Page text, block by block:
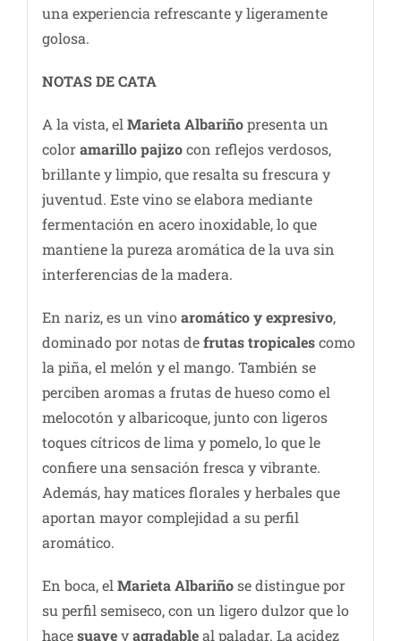
una experiencia refrescante y ligeramente
golosa.
NOTAS DE CATA
A la vista, el Marieta Albariñopresenta un
coloramarillo pajizocon reflejos verdosos,
brillante y limpio, que resalta su frescura y
juventud. Este vino se elabora mediante
fermentación en acero inoxidable, lo que
mantiene la pureza aromática de la uva sin
interferencias de la madera.
En nariz, es un vinoaromático y expresivo,
dominado por notas defrutas tropicalescomo
la piña, el melón y el mango. También se
perciben aromas a frutas de hueso como el
melocotón y albaricoque, junto con ligeros
toques cítricos de lima y pomelo, lo que le
confiere una sensación fresca y vibrante.
Además, hay matices florales y herbales que
aportan mayor complejidad a su perfil
aromático.
En boca, el Marieta Albariñose distingue por
su perfil semiseco, con un ligero dulzor que lo
hacesuaveyagradableal paladar. La acidez